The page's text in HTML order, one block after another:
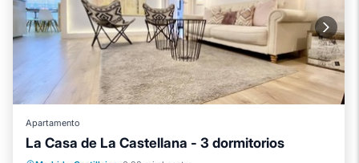
Apartamento
La Casa de La Castellana - 3 dormitorios